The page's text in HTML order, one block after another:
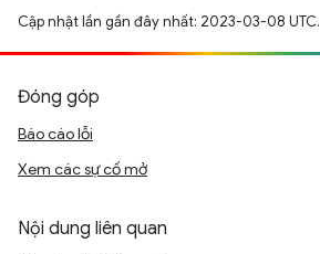
Cập nhật lần gần đây nhất: 2023-03-08 UTC.
Đóng góp
Báo cáo lỗi
Xem các sự cố mở
Nội dung liên quan